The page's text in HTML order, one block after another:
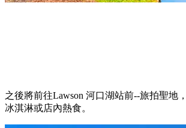
之後將前往Lawson 河口湖站前--旅拍聖地
冰淇淋或店內熱食。